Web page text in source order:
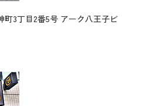
町3丁目2番5号 アーク八王子ビ